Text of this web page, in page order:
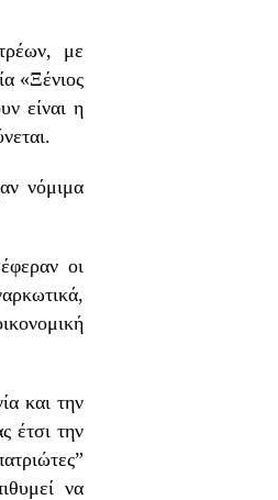
με
«Ξένιος
είναι η
νόμιμα
οι
και την
έτσι την
να